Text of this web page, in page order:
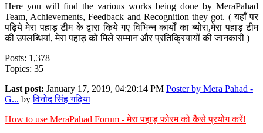
Here you will find the various works being done by MeraPahad
Team, Achievements, Feedback and Recognition they got. ( यहाँ पर
पढ़िये मेरा पहाड़ टीम के द्वारा किये गए विभिन्न कार्यों का ब्योरा,मेरा पहाड़ टीम
की उपलब्धियां, मेरा पहाड़ को मिले सम्मान और प्रतिक्रियायों की जानकारी )
Posts: 1,378
Topics: 35
Last post: January 17, 2019, 04:20:14 PM Poster by Mera Pahad -
G... byविनोद सिंह गढ़िया
How to use MeraPahad Forum - मेरा पहाड़ फोरम को कैसे प्रयोग करें!